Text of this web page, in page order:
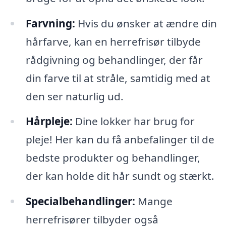
Farvning: Hvis du ønsker at ændre din
hårfarve, kan en herrefrisør tilbyde
rådgivning og behandlinger, der får
din farve til at stråle, samtidig med at
den ser naturlig ud.
Hårpleje: Dine lokker har brug for
pleje! Her kan du få anbefalinger til de
bedste produkter og behandlinger,
der kan holde dit hår sundt og stærkt.
Specialbehandlinger: Mange
herrefrisører tilbyder også